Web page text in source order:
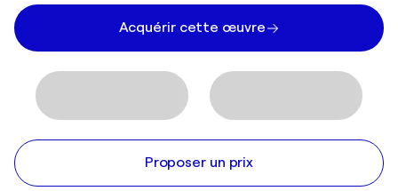
Acquérir cette œuvre
Proposer un prix